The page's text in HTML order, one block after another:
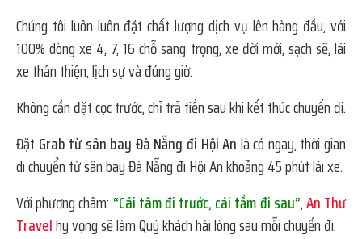
Chúng tôi luôn luôn đặt chất lượng dịch vụ lên hàng đầu, với
100% dòng xe 4, 7, 16 chỗ sang trọng, xe đời mới, sạch sẽ, lái
xe thân thiện, lịch sự và đúng giờ.
Không cần đặt cọc trước, chỉ trả tiền sau khi kết thúc chuyến đi.
Đặt Grab từ sân bay Đà Nẵng đi Hội An là có ngay, thời gian
di chuyển từ sân bay Đà Nẵng đi Hội An khoảng 45 phút lái xe.
Với phương châm: “Cái tâm đi trước, cái tầm đi sau”,An Thư
Travelhy vọng sẽ làm Quý khách hài lòng sau mỗi chuyến đi.